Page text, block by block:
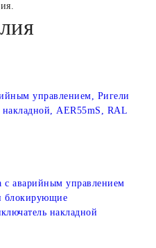
управлением, Ригели
AER55mS, RAL
с аварийным управлением
блокирующие
накладной